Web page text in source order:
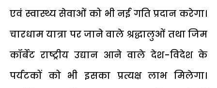
एवं स्वास्थ्य सेवाओं को भी नई गति प्रदान करेगा।
चारधाम यात्रा पर जाने वाले श्रद्धालुओं तथा जिम
कॉर्बेट राष्ट्रीय उद्यान आने वाले देश-विदेश के
पर्यटकों को भी इसका प्रत्यक्ष लाभ मिलेगा।